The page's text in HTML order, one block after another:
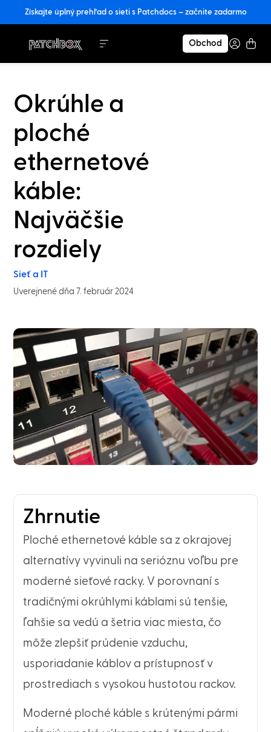
Získajte úplný prehľad o sieti s Patchdocs – začnite zadarmo
Obchod
Okrúhle a
ploché
ethernetové
káble:
Najväčšie
rozdiely
Sieť a IT
Uverejnené dňa 7. február 2024
Zhrnutie
Ploché ethernetové káble sa z okrajovej
alternatívy vyvinuli na serióznu voľbu pre
moderné sieťové racky. V porovnaní s
tradičnými okrúhlymi káblami sú tenšie,
ľahšie sa vedú a šetria viac miesta, čo
môže zlepšiť prúdenie vzduchu,
usporiadanie káblov a prístupnosť v
prostrediach s vysokou hustotou rackov.
Moderné ploché káble s krútenými pármi